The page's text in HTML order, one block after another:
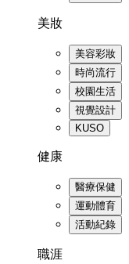
美妝
美容彩妝
時尚流行
校園生活
視覺設計
KUSO
健康
醫療保健
運動體育
活動紀錄
職涯